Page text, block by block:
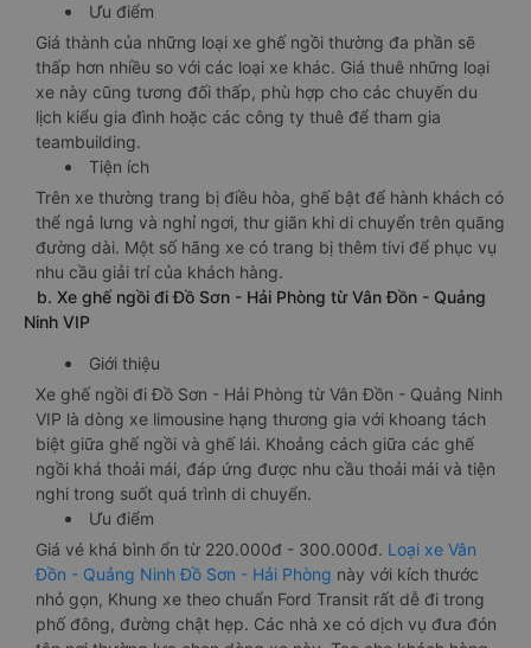
Ưu điểm
Giá thành của những loại xe ghế ngồi thường đa phần sẽ
thấp hơn nhiều so với các loại xe khác. Giá thuê những loại
xe này cũng tương đối thấp, phù hợp cho các chuyến du
lịch kiểu gia đình hoặc các công ty thuê để tham gia
teambuilding.
Tiện ích
Trên xe thường trang bị điều hòa, ghế bật để hành khách có
thể ngả lưng và nghỉ ngơi, thư giãn khi di chuyển trên quãng
đường dài. Một số hãng xe có trang bị thêm tivi để phục vụ
nhu cầu giải trí của khách hàng.
b. Xe ghế ngồi đi Đồ Sơn - Hải Phòng từ Vân Đồn - Quảng
Ninh VIP
Giới thiệu
Xe ghế ngồi đi Đồ Sơn - Hải Phòng từ Vân Đồn - Quảng Ninh
VIP là dòng xe limousine hạng thương gia với khoang tách
biệt giữa ghế ngồi và ghế lái. Khoảng cách giữa các ghế
ngồi khá thoải mái, đáp ứng được nhu cầu thoải mái và tiện
nghi trong suốt quá trình di chuyển.
Ưu điểm
Giá vé khá bình ổn từ 220.000đ - 300.000đ. Loại xe Vân
Đồn - Quảng Ninh Đồ Sơn - Hải Phòng này với kích thước
nhỏ gọn, Khung xe theo chuẩn Ford Transit rất dễ đi trong
phố đông, đường chật hẹp. Các nhà xe có dịch vụ đưa đón